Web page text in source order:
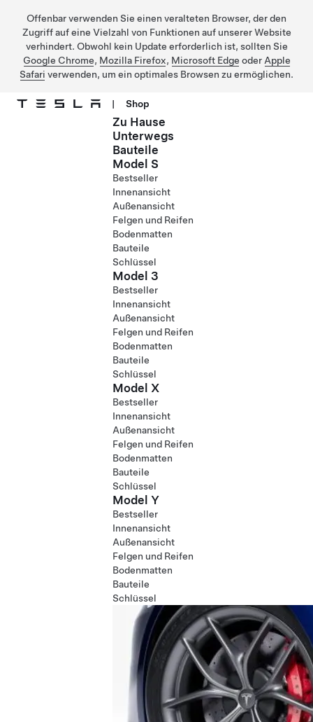
Offenbar verwenden Sie einen veralteten Browser, der den
Zugriff auf eine Vielzahl von Funktionen auf unserer Website
verhindert. Obwohl kein Update erforderlich ist, sollten Sie
Google Chrome, Mozilla Firefox, Microsoft Edge oder Apple
Safari verwenden, um ein optimales Browsen zu ermöglichen.
| Shop
Zu Hause
Unterwegs
Bauteile
Model S
Bestseller
Innenansicht
Außenansicht
Felgen und Reifen
Bodenmatten
Bauteile
Schlüssel
Model 3
Bestseller
Innenansicht
Außenansicht
Felgen und Reifen
Bodenmatten
Bauteile
Schlüssel
Model X
Bestseller
Innenansicht
Außenansicht
Felgen und Reifen
Bodenmatten
Bauteile
Schlüssel
Model Y
Bestseller
Innenansicht
Außenansicht
Felgen und Reifen
Bodenmatten
Bauteile
Schlüssel